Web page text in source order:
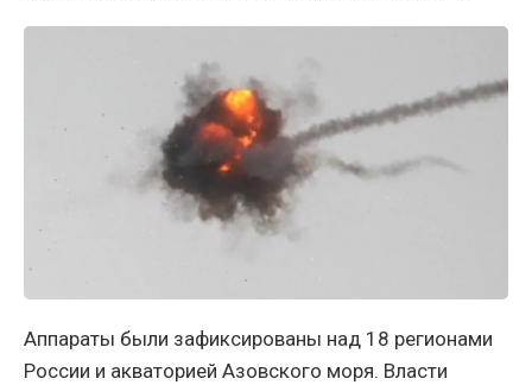
Аппараты были зафиксированы над 18 регионами
России и акваторией Азовского моря. Власти